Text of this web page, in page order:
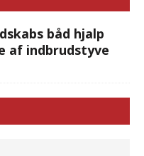
båd hjalp
af indbrudstyve